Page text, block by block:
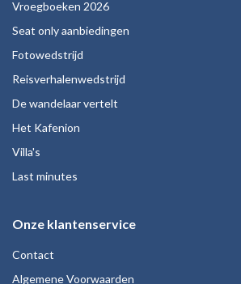
Vroegboeken 2026
Seat only aanbiedingen
Fotowedstrijd
Reisverhalenwedstrijd
De wandelaar vertelt
Het Kafenion
Villa's
Last minutes
Onze klantenservice
Contact
Algemene Voorwaarden